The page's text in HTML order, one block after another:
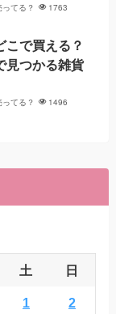
てる？ 1763
こで買える？
見つかる雑貨
てる？ 1496
土 日
1 2